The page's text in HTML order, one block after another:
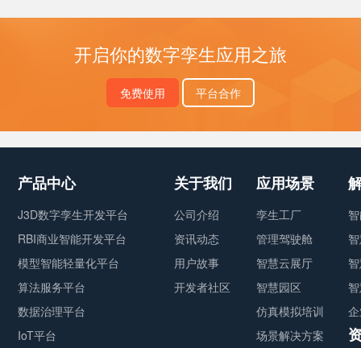
开启你的数字孪生应用之旅
免费使用 平台合作
产品中心
J3D数字孪生开发平台
RBI商业智能开发平台
模型智能轻量化平台
算法服务平台
数据治理平台
IoT平台
关于我们
公司介绍
资讯动态
用户故事
开发者社区
应用场景
孪生工厂
管理驾驶舱
智慧云展厅
智慧园区
仿真模拟培训
场景解决方案